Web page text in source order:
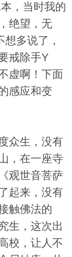
，当时我的
绝望，无
多说了，
戒除手Y
虚啊！下面
感应和变
众生，没有
，在一座寺
观世音菩萨
起来，没有
触佛法的
生，这次出
校，让人不